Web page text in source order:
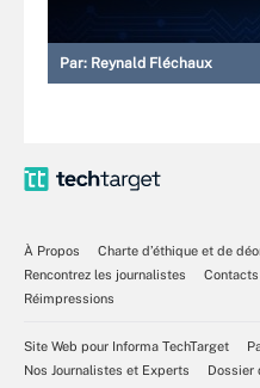
Par: Reynald Fléchaux
À Propos
Charte d’éthique et de
Rencontrez les journalistes
Contacts
Réimpressions
Site Web pour Informa TechTarget
Nos Journalistes et Experts
Dossier